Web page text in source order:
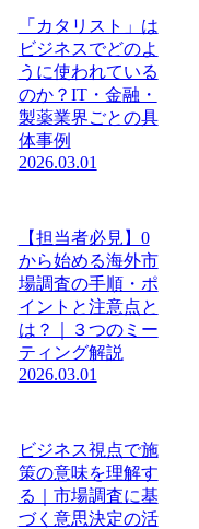
「カタリスト」は
ビジネスでどのよ
うに使われている
のか？IT・金融・
製薬業界ごとの具
体事例
2026.03.01
【担当者必見】0
から始める海外市
場調査の手順・ポ
イントと注意点と
は？｜３つのミー
ティング解説
2026.03.01
ビジネス視点で施
策の意味を理解す
る｜市場調査に基
づく意思決定の活